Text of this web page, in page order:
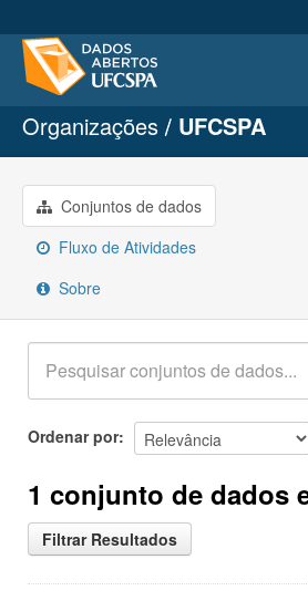
Conjuntos de dados
Organizações
Grupos
Sobre
Organizações UFCSPA
Conjuntos de dados
Fluxo de Atividades
Sobre
Ordenar por
1 conjunto de dados
Filtrar Resultados